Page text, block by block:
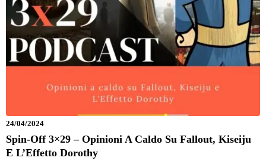
24/04/2024
Spin-Off 3×29 – Opinioni A Caldo Su Fallout, Kiseiju
E L’Effetto Dorothy